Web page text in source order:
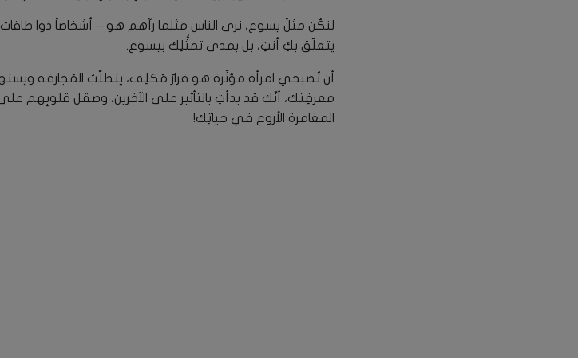
لنكُن مثلَ يسوع، نرى الناس مثلما رآهم هو – أشخاصاً ذوا طاقات
يتعلّق بكِ أنتِ، بل بمدى تمثُّلِك بيسوع.
أن تُصبحي امرأة مؤثّرة هو قرارٌ مُكلِف، يتطلّبُ المُجازفه
معرفِتك، أنّك قد بدأتِ بالتأثير على الآخرين، وصقل قلوبِهم
المغامرة الأروع في حياتِك!